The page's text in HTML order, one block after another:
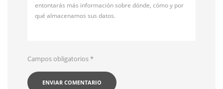
entontarás más información sobre dónde, cómo y por
qué almacenamos sus datos.
Campos obligatorios*